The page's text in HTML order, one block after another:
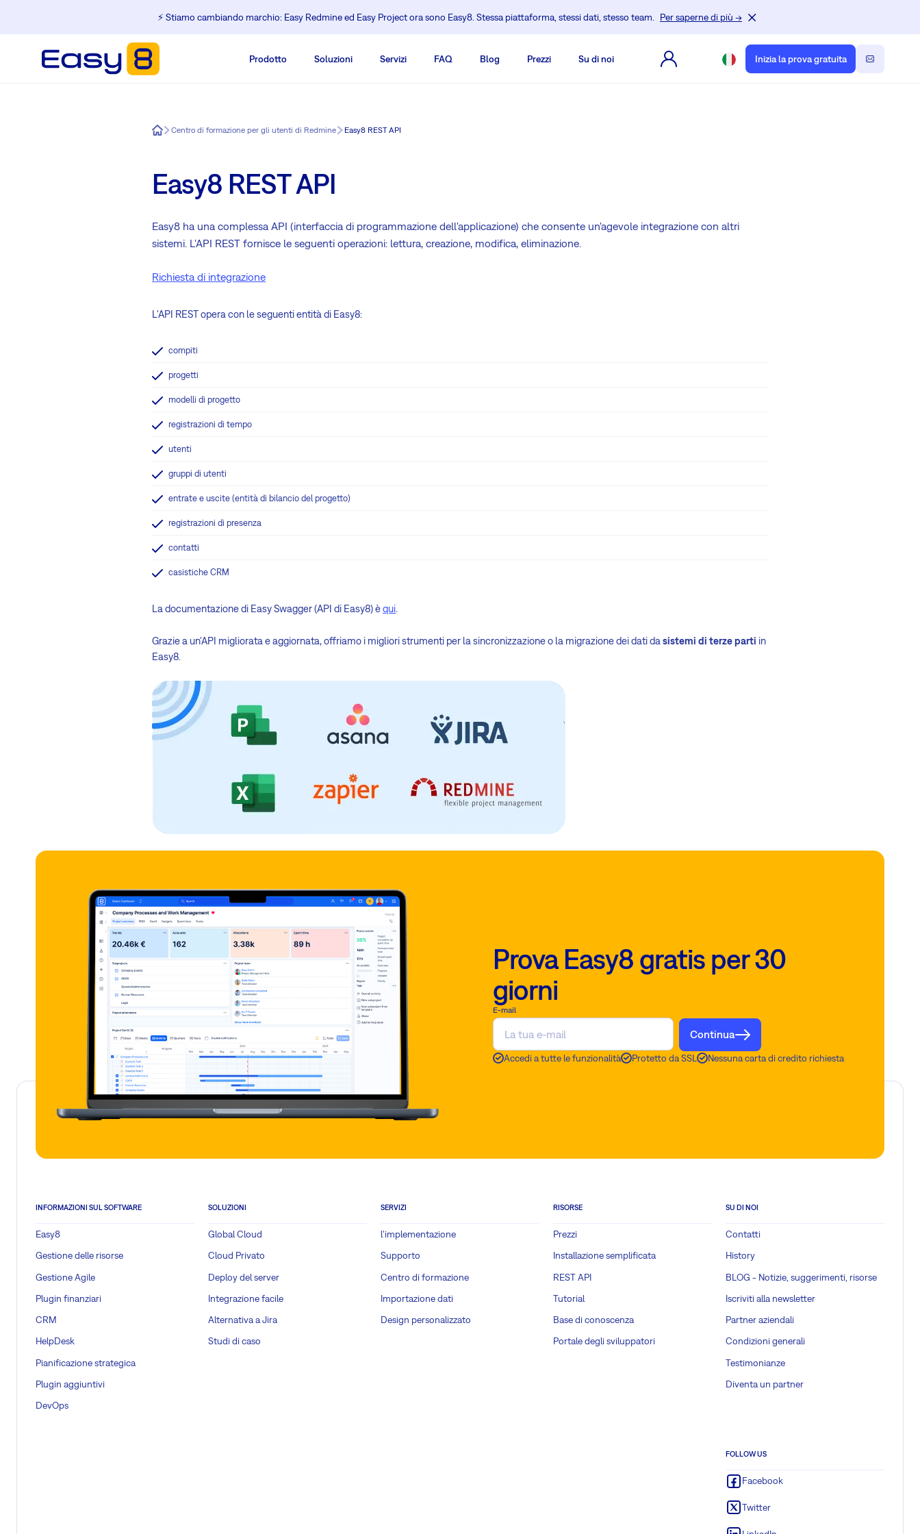
⚡️ Stiamo cambiando marchio: Easy Redmine ed Easy Project ora sono Easy8. Stessa piattaforma, stessi dati, stesso team. Per saperne di più →
Prodotto Soluzioni Servizi FAQ Blog Prezzi Su di noi Inizia la prova gratuita
Easy8Centro di formazione per gli utenti di Redmine Easy8 REST API
Easy8 REST API
Easy8 ha una complessa API (interfaccia di programmazione dell'applicazione) che consente un'agevole integrazione con altri
sistemi. L'API REST fornisce le seguenti operazioni: lettura, creazione, modifica, eliminazione.
Richiesta di integrazione
L'API REST opera con le seguenti entità di Easy8:
compiti
progetti
modelli di progetto
registrazioni di tempo
utenti
gruppi di utenti
entrate e uscite (entità di bilancio del progetto)
registrazioni di presenza
contatti
casistiche CRM
La documentazione di Easy Swagger (API di Easy8) èqui.
Grazie a un'API migliorata e aggiornata, offriamo i migliori strumenti per la sincronizzazione o la migrazione dei dati da sistemi di terze parti in
Easy8.
Prova Easy8 gratis per 30
giorni
E-mail
Continua
Accedi a tutte le funzionalità Protetto da SSL Nessuna carta di credito richiesta
INFORMAZIONI SUL SOFTWARE
Easy8
Gestione delle risorse
Gestione Agile
Plugin finanziari
CRM
HelpDesk
Pianificazione strategica
Plugin aggiuntivi
DevOps
SOLUZIONI
Global Cloud
Cloud Privato
Deploy del server
Integrazione facile
Alternativa a Jira
Studi di caso
SERVIZI
l'implementazione
Supporto
Centro di formazione
Importazione dati
Design personalizzato
RISORSE
Prezzi
Installazione semplificata
REST API
Tutorial
Base di conoscenza
Portale degli sviluppatori
SU DI NOI
Contatti
History
BLOG - Notizie, suggerimenti, risorse
Iscriviti alla newsletter
Partner aziendali
Condizioni generali
Testimonianze
Diventa un partner
FOLLOW US
Facebook
Twitter